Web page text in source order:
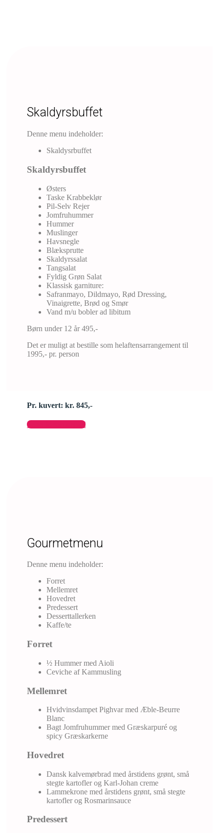
Skaldyrsbuffet
Denne menu indeholder:
Skaldysrbuffet
Skaldyrsbuffet
Østers
Taske Krabbeklør
Pil-Selv Rejer
Jomfruhummer
Hummer
Muslinger
Havsnegle
Blæksprutte
Skaldyrssalat
Tangsalat
Fyldig Grøn Salat
Klassisk garniture:
Safranmayo, Dildmayo, Rød Dressing,
Vinaigrette, Brød og Smør
Vand m/u bobler ad libitum
Børn under 12 år 495,-
Det er muligt at bestille som helaftensarrangement til
1995,- pr. person
Pr. kuvert: kr. 845,-
Send forespørgsel
Gourmetmenu
Denne menu indeholder:
Forret
Mellemret
Hovedret
Predessert
Desserttallerken
Kaffe/te
Forret
½ Hummer med Aioli
Ceviche af Kammusling
Mellemret
Hvidvinsdampet Pighvar med Æble-Beurre
Blanc
Bagt Jomfruhummer med Græskarpuré og
spicy Græskarkerne
Hovedret
Dansk kalvemørbrad med årstidens grønt, små
stegte kartofler og Karl-Johan creme
Lammekrone med årstidens grønt, små stegte
kartofler og Rosmarinsauce
Predessert